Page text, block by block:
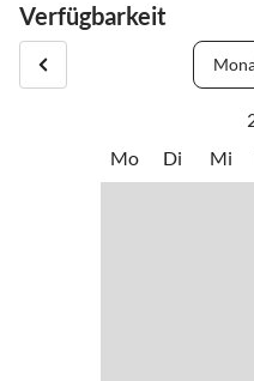
Verkehrsleitzone E1
das 4. Haus auf der linken
Verfügbarkeit
Mo
Di Mi